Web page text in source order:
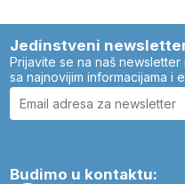
Jedinstveni
Prijavite se na naš
sa najnovijim informacijama i
Budimo u kontaktu: